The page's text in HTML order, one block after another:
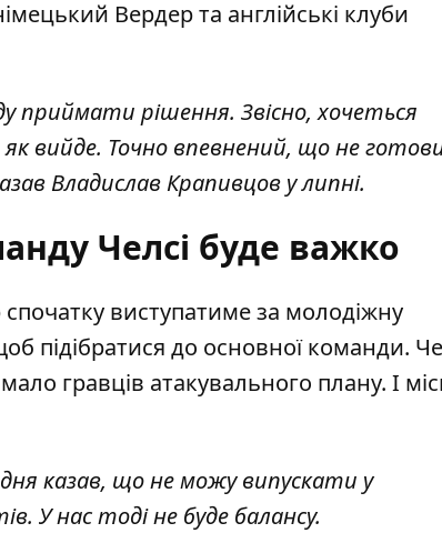
Вердер та англійські клуби
приймати рішення. Звісно, хочеться
вийде. Точно впевнений, що не
Владислав Крапивцов у липні.
Челсі буде важко
виступатиме за молодіжну
підібратися до основної команди.
гравців атакувального плану. І
казав, що не можу випускати у
У нас тоді не буде балансу.